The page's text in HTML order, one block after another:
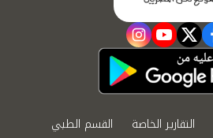
twitter
youtube
instagram
التقارير الخاصة القسم الطبي